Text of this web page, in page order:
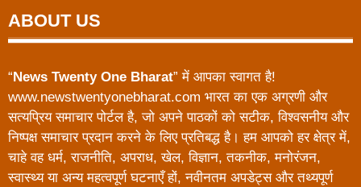
ABOUT US
“ News Twenty One Bharat” में आपका स्वागत है!
www.newstwentyonebharat.com भारत का एक अग्रणी और
सत्यप्रिय समाचार पोर्टल है, जो अपने पाठकों को सटीक, विश्वसनीय और
निष्पक्ष समाचार प्रदान करने के लिए प्रतिबद्ध है। हम आपको हर क्षेत्र में,
चाहे वह धर्म, राजनीति, अपराध, खेल, विज्ञान, तकनीक, मनोरंजन,
स्वास्थ्य या अन्य महत्वपूर्ण घटनाएँ हों, नवीनतम अपडेट्स और तथ्यपूर्ण